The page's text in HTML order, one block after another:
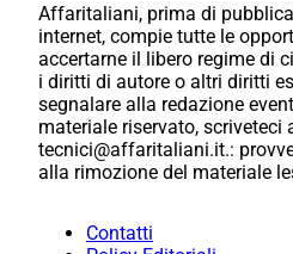
Affaritaliani, prima di
internet, compie tutte le
accertarne il libero regime di
i diritti di autore o altri diritti
segnalare alla redazione
materiale riservato, scriveteci
tecnici@affaritaliani.it.:
alla rimozione del materiale
Contatti